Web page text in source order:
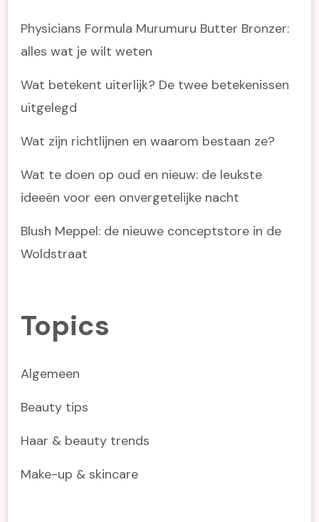
Physicians Formula Murumuru Butter Bronzer:
alles wat je wilt weten
Wat betekent uiterlijk? De twee betekenissen
uitgelegd
Wat zijn richtlijnen en waarom bestaan ze?
Wat te doen op oud en nieuw: de leukste
ideeën voor een onvergetelijke nacht
Blush Meppel: de nieuwe conceptstore in de
Woldstraat
Topics
Algemeen
Beauty tips
Haar & beauty trends
Make-up & skincare